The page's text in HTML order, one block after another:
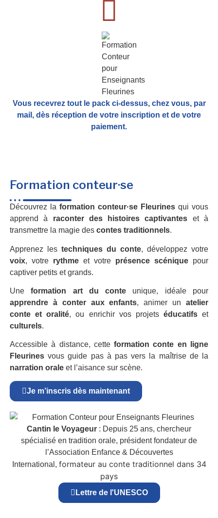
Vous recevrez tout le pack ci-dessus, chez vous, par
mail, dès réception de votre inscription et de votre
paiement.
Formation conteur·se
Découvrez la formation conteur·se Fleurines qui vous
apprend à raconter des histoires captivantes et à
transmettre la magie des contes traditionnels.
Apprenez les techniques du conte, développez votre
voix, votre rythme et votre présence scénique pour
captiver petits et grands.
Uneformation art du conte unique, idéale pour
apprendre à conter aux enfants, animer unatelier
conte et oralité, ou enrichir vos projets éducatifset
culturels.
Accessible à distance, cetteformation conte en ligne
Fleurines vous guide pas à pas vers la maîtrise de la
narration orale et l’aisance sur scène.
Je m’inscris dès maintenant
Cantin le Voyageur : Depuis 25 ans, chercheur
spécialisé en tradition orale, président fondateur de
l’Association Enfance & Découvertes
International, formateur au conte traditionnel dans 34
pays
Lettre de l'UNESCO